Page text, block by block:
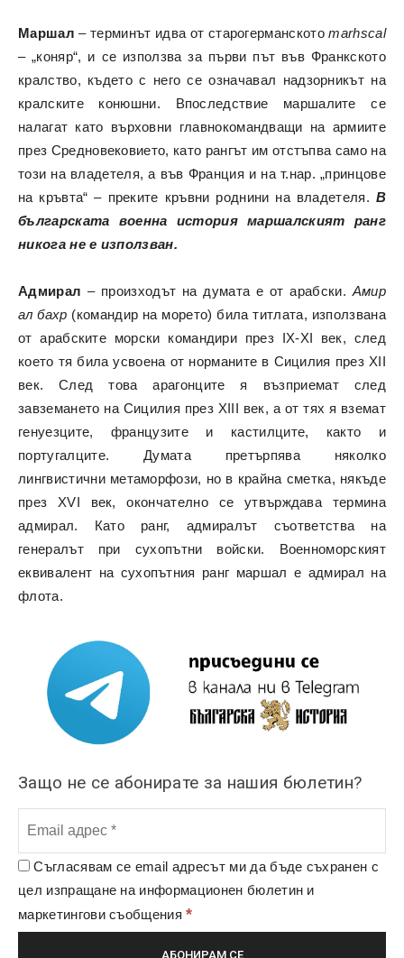
Маршал – терминът идва от старогерманскотоmarhscal
– „коняр“, и се използва за първи път във Франкското
кралство, където с него се означавал надзорникът на
кралските конюшни. Впоследствие маршалите се
налагат като върховни главнокомандващи на армиите
през Средновековието, като рангът им отстъпва само на
този на владетеля, а във Франция и на т.нар. „принцове
на кръвта“ – преките кръвни роднини на владетеля. В
българската военна история маршалският ранг
никога не е използван.
Адмирал – произходът на думата е от арабски. Амир
ал бахр (командир на морето) била титлата, използвана
от арабските морски командири през IX-XI век, след
което тя била усвоена от норманите в Сицилия през XII
век. След това арагонците я възприемат след
завземането на Сицилия през XIII век, а от тях я вземат
генуезците, французите и кастилците, както и
португалците. Думата претърпява няколко
лингвистични метаморфози, но в крайна сметка, някъде
през XVI век, окончателно се утвърждава термина
адмирал. Като ранг, адмиралът съответства на
генералът при сухопътни войски. Военноморският
еквивалент на сухопътния ранг маршал е адмирал на
флота.
Защо не се абонирате за нашия бюлетин?
Съгласявам се email адресът ми да бъде съхранен с
цел изпращане на информационен бюлетин и
маркетингови съобщения*